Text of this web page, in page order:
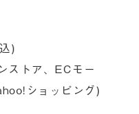
)
トア、ECモー
ショッピング)